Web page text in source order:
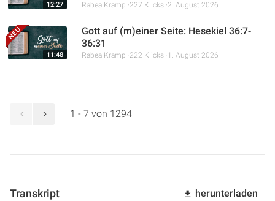
12:27 Rabea Kramp 227 Klicks 2. August 2026
11:48
Gott auf (m)einer Seite: Hesekiel 36:7-
36:31
Rabea Kramp 222 Klicks 1. August 2026
1 - 7 von 1294
Transkript herunterladen